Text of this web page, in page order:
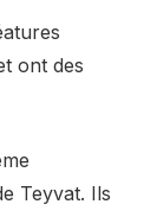
ont des
Teyvat. Ils